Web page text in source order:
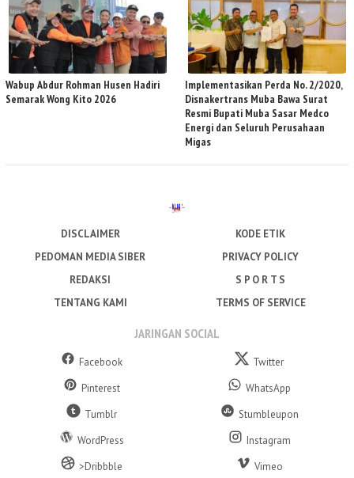
Wabup Abdur Rohman Husen Hadiri
Semarak Wong Kito 2026
Implementasikan Perda No. 2/2020,
Disnakertrans Muba Bawa Surat
Resmi Bupati Muba Sasar Medco
Energi dan Seluruh Perusahaan
Migas
DISCLAIMER
KODE ETIK
PEDOMAN MEDIA SIBER
PRIVACY POLICY
REDAKSI
S P O R T S
TENTANG KAMI
TERMS OF SERVICE
JARINGAN SOCIAL
Facebook
Twitter
Pinterest
WhatsApp
Tumblr
Stumbleupon
WordPress
Instagram
>Dribbble
Vimeo